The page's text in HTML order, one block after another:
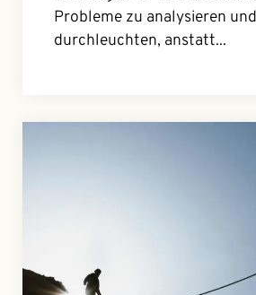
Probleme zu analysieren
durchleuchten, anstatt...